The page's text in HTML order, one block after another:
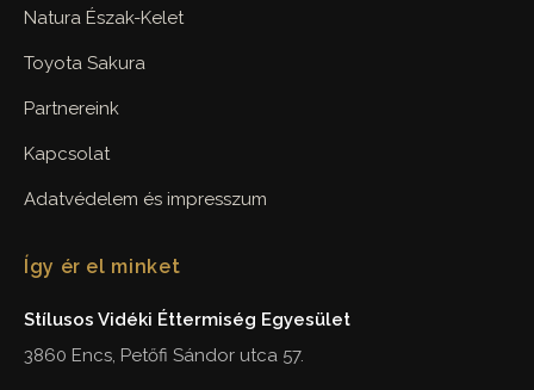
Natura Észak-Kelet
Toyota Sakura
Partnereink
Kapcsolat
Adatvédelem és impresszum
Így ér el minket
Stílusos Vidéki Éttermiség Egyesület
3860 Encs, Petőfi Sándor utca 57.